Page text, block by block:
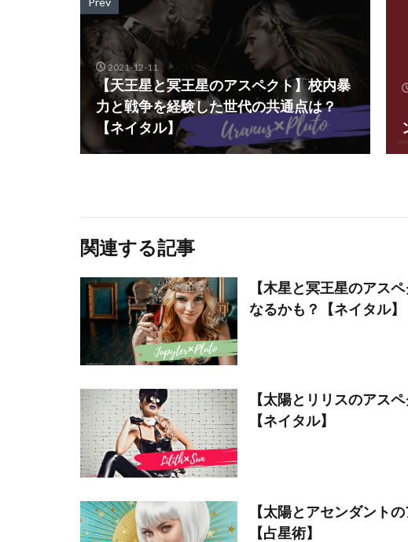
2021-12-11
【天王星と冥王星のアスペクト】校内暴
力と戦争を経験した世代の共通点は？
【ネイタル】
関連する記事
【木星と冥王星のアス
なるかも？【ネイタル】
【太陽とリリスのアス
【ネイタル】
【太陽とアセンダント
【占星術】